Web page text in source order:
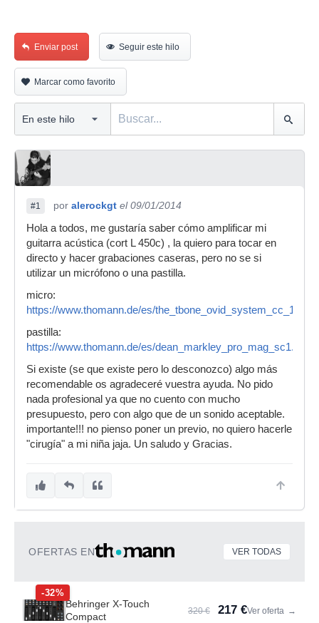
Enviar post Seguir este hilo
Marcar como favorito
#1 por alerockgt el 09/01/2014
Hola a todos, me gustaría saber cómo amplificar mi
guitarra acústica (cort L 450c) , la quiero para tocar en
directo y hacer grabaciones caseras, pero no se si
utilizar un micrófono o una pastilla.
micro:
https://www.thomann.de/es/
pastilla:
https://www.thomann.de/es/dean_markley_pro_mag_sc1.htm
Si existe (se que existe pero lo desconozco) algo más
recomendable os agradeceré vuestra ayuda. No pido
nada profesional ya que no cuento con mucho
presupuesto, pero con algo que de un sonido aceptable.
importante!!! no pienso poner un previo, no quiero hacerle
"cirugía" a mi niña jaja. Un saludo y Gracias.
OFERTAS EN VER TODAS
-32%
Behringer X-Touch
Compact
320 € 217 €Ver oferta →